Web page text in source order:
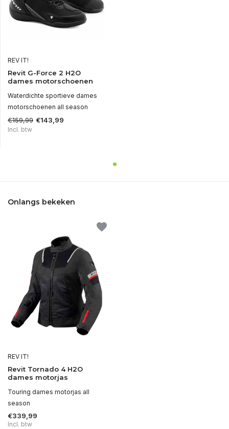
REV IT!
Revit G-Force 2 H2O
dames motorschoenen
Waterdichte sportieve dames
motorschoenen all season
€159,99 €143,99
Incl. btw
Onlangs bekeken
REV IT!
Revit Tornado 4 H2O
dames motorjas
Touring dames motorjas all
season
€339,99
Incl. btw